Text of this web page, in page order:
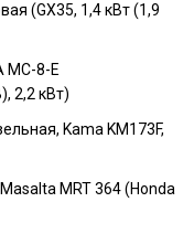
(GX35, 1,4 кВт (1,9
8-E
2,2 кВт)
Kama KM173F,
MRT 364 (Honda